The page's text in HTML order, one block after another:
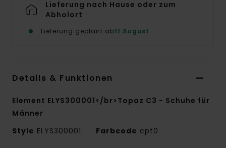
Lieferung nach Hause oder zum
Abholort
Lieferung geplant ab11 August
Details & Funktionen
Element ELYS300001</br>Topaz C3 - Schuhe für
Männer
Style ELYS300001 Farbcode cpt0